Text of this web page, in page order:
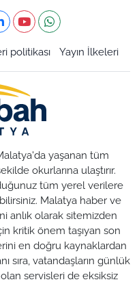
politikası Yayın İlkeleri
yaşanan tüm
okurlarına ulaştırır.
tüm yerel verilere
Malatya haber ve
anlık olarak sitemizden
kritik önem taşıyan son
en doğru kaynaklardan
sıra, vatandaşların günlük
servisleri de eksiksiz